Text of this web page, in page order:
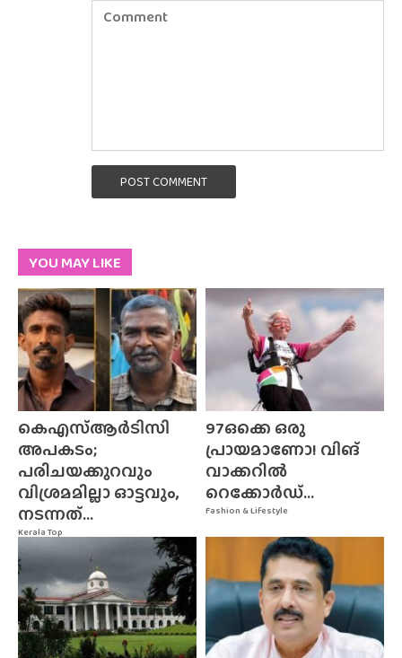
POST COMMENT
YOU MAY LIKE
Kerala Top
കെഎസ്ആർടിസി
അപകടം;
പരിചയക്കുറവും
വിശ്രമമില്ലാ ഓട്ടവും,
നടന്നത്...
Fashion & Lifestyle
97ഒക്കെ ഒരു
പ്രായമാണോ! വിങ്
വാക്കറിൽ
റെക്കോർഡ്...